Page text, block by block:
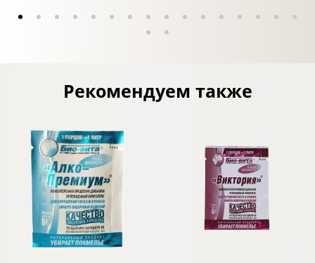
Рекомендуем также